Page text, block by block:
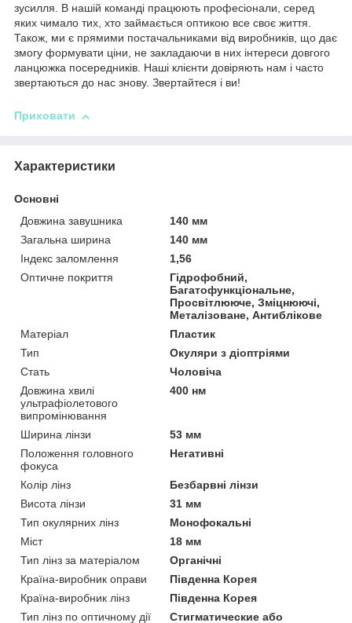
зусилля. В нашій команді працюють професіонали, серед
яких чимало тих, хто займається оптикою все своє життя.
Також, ми є прямими постачальниками від виробників, що дає
змогу формувати ціни, не закладаючи в них інтереси довгого
ланцюжка посередників. Наші клієнти довіряють нам і часто
звертаються до нас знову. Звертайтеся і ви!
Приховати
Характеристики
Основні
Довжина завушника
140 мм
Загальна ширина
140 мм
Індекс заломлення
1,56
Оптичне покриття
Гідрофобний,
Багатофункціональне,
Просвітлююче, Зміцнюючі,
Металізоване, Антиблікове
Матеріал
Пластик
Тип
Окуляри з діоптріями
Стать
Чоловіча
Довжина хвилі
ультрафіолетового
випромінювання
400 нм
Ширина лінзи
53 мм
Положення головного
фокуса
Негативні
Колір лінз
Безбарвні лінзи
Висота лінзи
31 мм
Тип окулярних лінз
Монофокальні
Міст
18 мм
Тип лінз за матеріалом
Органічні
Країна-виробник оправи
Південна Корея
Країна-виробник лінз
Південна Корея
Тип лінз по оптичному дії
Стигматические або